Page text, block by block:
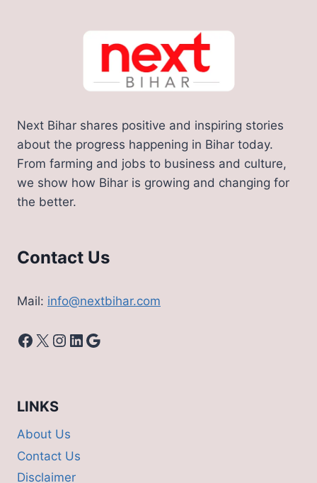
Next Bihar shares positive and inspiring stories
about the progress happening in Bihar today.
From farming and jobs to business and culture,
we show how Bihar is growing and changing for
the better.
Contact Us
Mail: info@nextbihar.com
Facebook
X Instagram
LinkedIn
Google
LINKS
About Us
Contact Us
Disclaimer